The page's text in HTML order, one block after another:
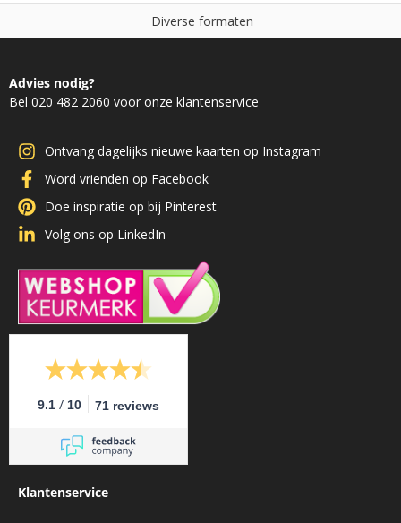
Diverse formaten
Advies nodig?
Bel 020 482 2060 voor onze klantenservice
Ontvang dagelijks nieuwe kaarten op Instagram
Word vrienden op Facebook
Doe inspiratie op bij Pinterest
Volg ons op LinkedIn
9.1 / 10 71 reviews
Klantenservice